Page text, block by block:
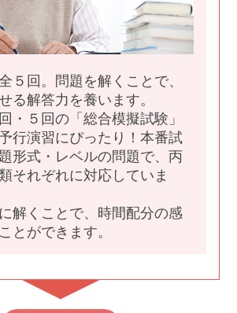
５回。問題を解くことで、
る解答力を養います。
・５回の「総合模擬試験」
行演習にぴったり！本番試
形式・レベルの問題で、丙
それぞれに対応していま
解くことで、時間配分の感
とができます。